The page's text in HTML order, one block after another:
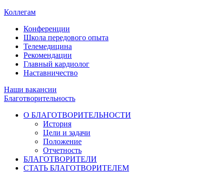
Коллегам
Конференции
Школа передового опыта
Телемедицина
Рекомендации
Главный кардиолог
Наставничество
Наши вакансии
Благотворительность
О БЛАГОТВОРИТЕЛЬНОСТИ
История
Цели и задачи
Положение
Отчетность
БЛАГОТВОРИТЕЛИ
СТАТЬ БЛАГОТВОРИТЕЛЕМ